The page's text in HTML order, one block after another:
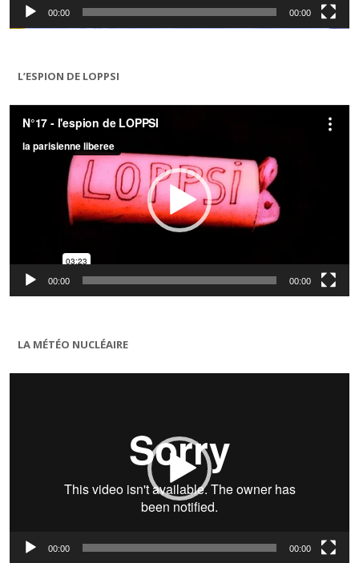
00:00 00:00
L’ESPION DE LOPPSI
Lecteur
vidéo
00:00 00:00
LA MÉTÉO NUCLÉAIRE
Lecteur
00:00 00:00